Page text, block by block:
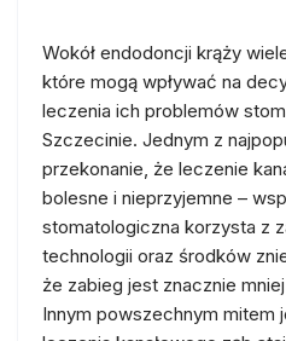
Wokół endodoncji krąży
które mogą wpływać na
leczenia ich problemów
Szczecinie. Jednym z
przekonanie, że leczenie
bolesne i nieprzyjemne –
stomatologiczna korzysta z
technologii oraz środków
że zabieg jest znacznie
Innym powszechnym mitem